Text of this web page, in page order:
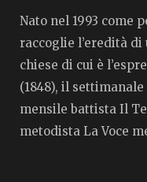
Nato nel 1993 come
raccoglie l’eredità
chiese di cui è
(1848), il
mensile battista Il
metodista La Voce